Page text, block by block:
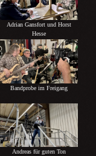
Adrian Gansfort und Horst
Hesse
Bandprobe im Freigang
Andreas für guten Ton